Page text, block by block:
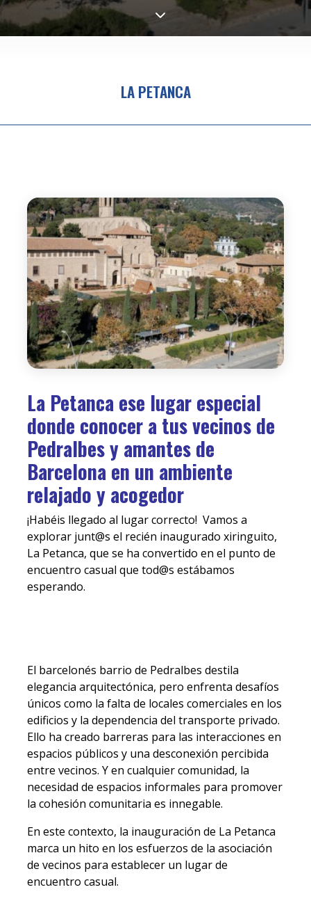
LA PETANCA
La Petanca ese lugar especial
donde conocer a tus vecinos de
Pedralbes y amantes de
Barcelona en un ambiente
relajado y acogedor
¡Habéis llegado al lugar correcto! Vamos a
explorar junt@s el recién inaugurado xiringuito,
La Petanca, que se ha convertido en el punto de
encuentro casual que tod@s estábamos
esperando.
El barcelonés barrio de Pedralbes destila
elegancia arquitectónica, pero enfrenta desafíos
únicos como la falta de locales comerciales en los
edificios y la dependencia del transporte privado.
Ello ha creado barreras para las interacciones en
espacios públicos y una desconexión percibida
entre vecinos. Y en cualquier comunidad, la
necesidad de espacios informales para promover
la cohesión comunitaria es innegable.
En este contexto, la inauguración de La Petanca
marca un hito en los esfuerzos de la asociación
de vecinos para establecer un lugar de
encuentro casual.